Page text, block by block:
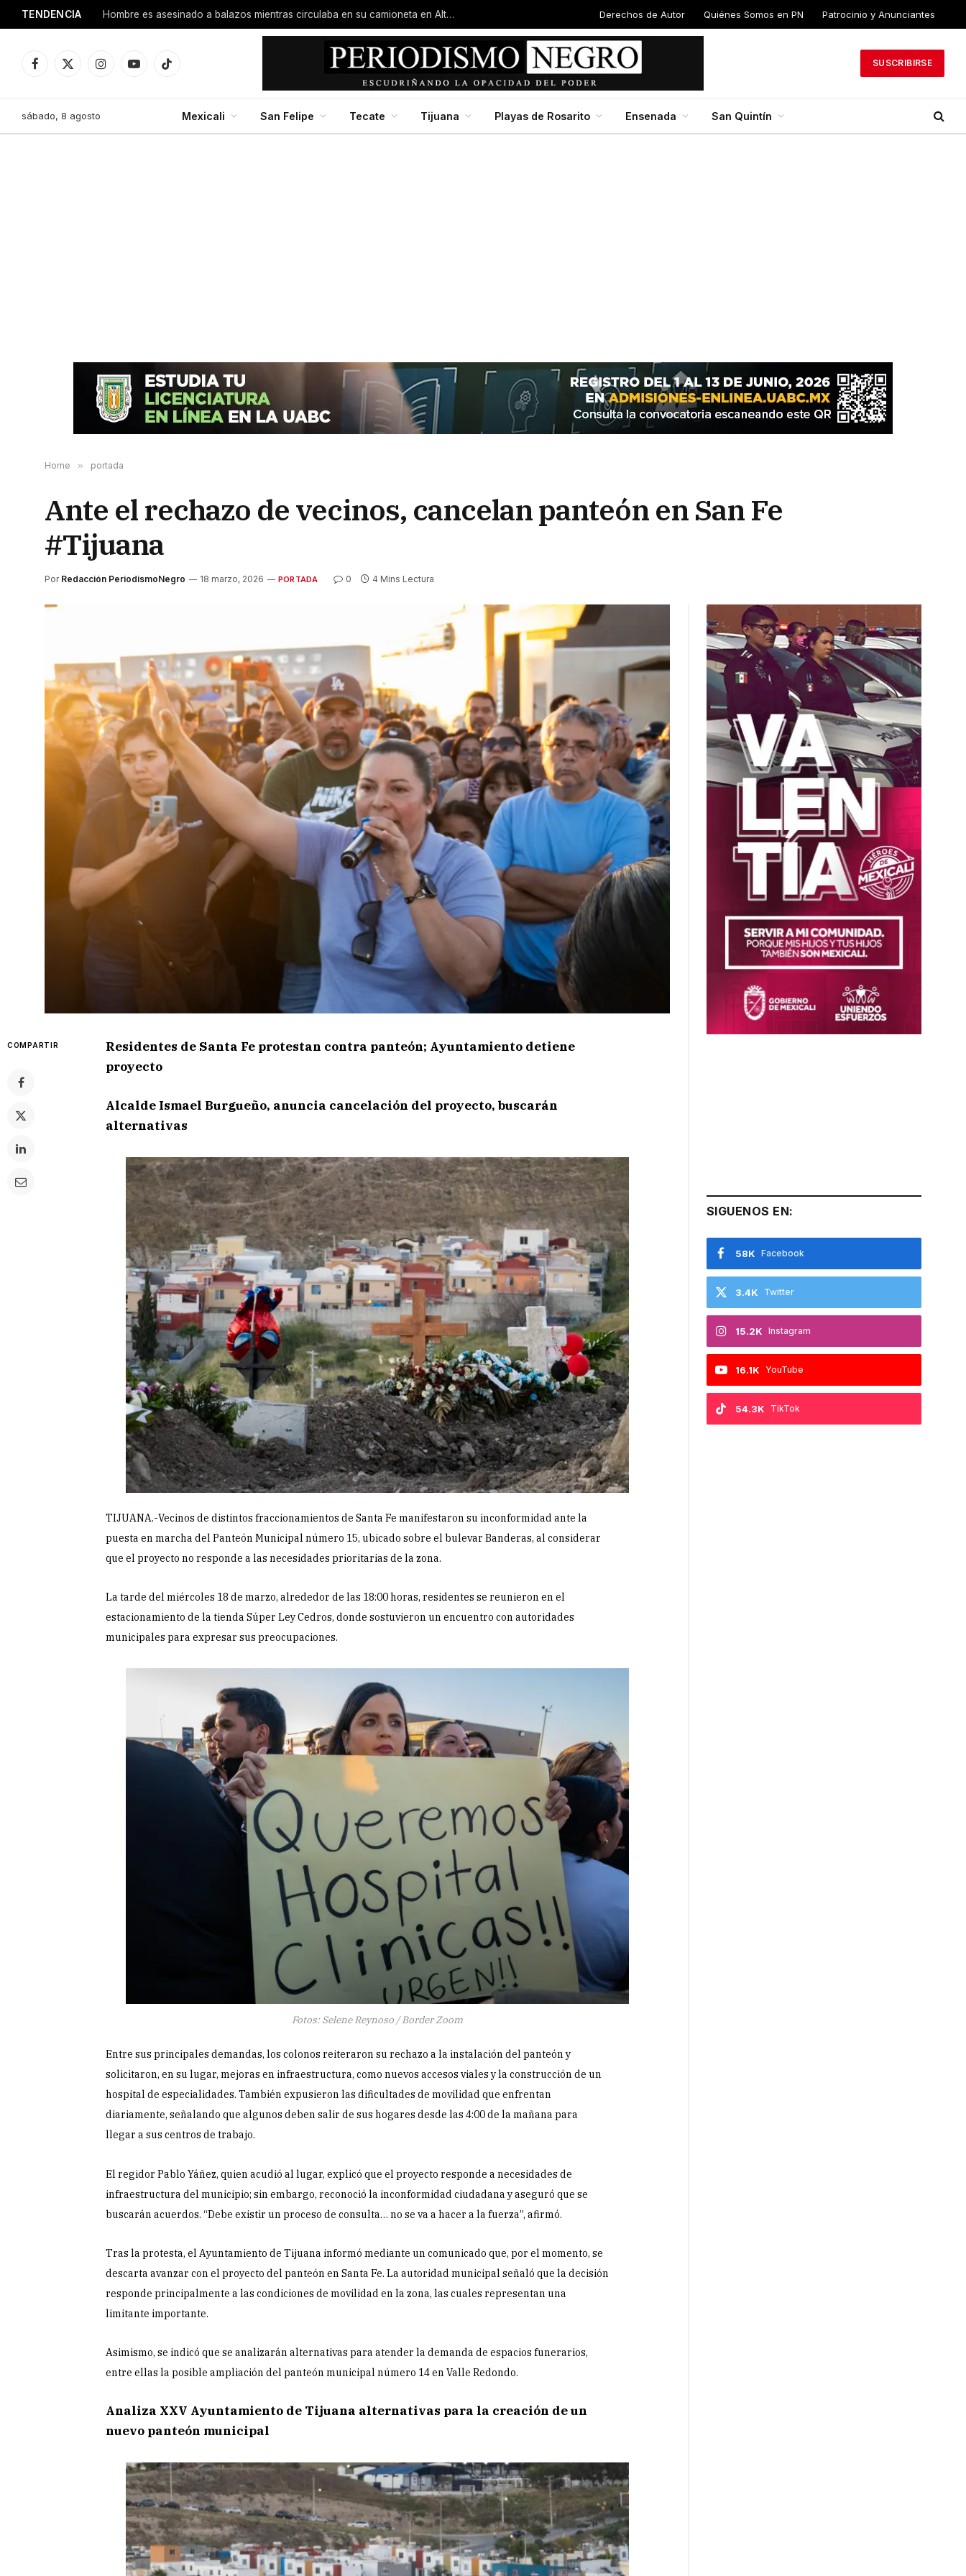
TENDENCIA Familias de la colonia Progreso reciben certeza jurídica con escrituras entregadas por Dip. Molina Derechos de Autor Quiénes Somos en PN Patrocinio y Anunciantes
Facebook
X
InstagramYouTubeTikTok
SUSCRIBIRSE
sábado, 8 agosto Mexicali San Felipe Tecate Tijuana Playas de Rosarito Ensenada San Quintín
Home » portada
Ante el rechazo de vecinos, cancelan panteón en San Fe
#Tijuana
Por Redacción PeriodismoNegro 18 marzo, 2026 PORTADA 0 4 Mins Lectura
COMPARTIR
Residentes de Santa Fe protestan contra panteón; Ayuntamiento detiene
proyecto
Alcalde Ismael Burgueño, anuncia cancelación del proyecto, buscarán
alternativas
TIJUANA.-Vecinos de distintos fraccionamientos de Santa Fe manifestaron su inconformidad ante la
puesta en marcha del Panteón Municipal número 15, ubicado sobre el bulevar Banderas, al considerar
que el proyecto no responde a las necesidades prioritarias de la zona.
La tarde del miércoles 18 de marzo, alrededor de las 18:00 horas, residentes se reunieron en el
estacionamiento de la tienda Súper Ley Cedros, donde sostuvieron un encuentro con autoridades
municipales para expresar sus preocupaciones.
Fotos: Selene Reynoso / Border Zoom
Entre sus principales demandas, los colonos reiteraron su rechazo a la instalación del panteón y
solicitaron, en su lugar, mejoras en infraestructura, como nuevos accesos viales y la construcción de un
hospital de especialidades. También expusieron las dificultades de movilidad que enfrentan
diariamente, señalando que algunos deben salir de sus hogares desde las 4:00 de la mañana para
llegar a sus centros de trabajo.
El regidor Pablo Yáñez, quien acudió al lugar, explicó que el proyecto responde a necesidades de
infraestructura del municipio; sin embargo, reconoció la inconformidad ciudadana y aseguró que se
buscarán acuerdos. “Debe existir un proceso de consulta… no se va a hacer a la fuerza”, afirmó.
Tras la protesta, el Ayuntamiento de Tijuana informó mediante un comunicado que, por el momento, se
descarta avanzar con el proyecto del panteón en Santa Fe. La autoridad municipal señaló que la decisión
responde principalmente a las condiciones de movilidad en la zona, las cuales representan una
limitante importante.
Asimismo, se indicó que se analizarán alternativas para atender la demanda de espacios funerarios,
entre ellas la posible ampliación del panteón municipal número 14 en Valle Redondo.
Analiza XXV Ayuntamiento de Tijuana alternativas para la creación de un
nuevo panteón municipal
SIGUENOS EN:
Facebook
58K
Twitter
3.4K
Instagram
15.2K
YouTube
16.1K
TikTok
54.3K